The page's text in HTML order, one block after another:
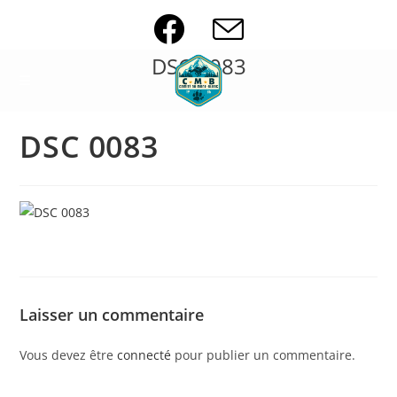
DSC 0083
DSC 0083
Laisser un commentaire
Vous devez êtreconnecté pour publier un commentaire.